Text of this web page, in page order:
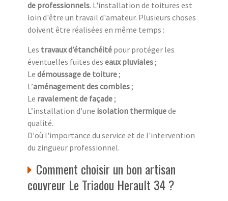
de professionnels. L'installation de toitures est
loin d'être un travail d'amateur. Plusieurs choses
doivent être réalisées en même temps :
Les travaux d’étanchéité pour protéger les
éventuelles fuites des eaux pluviales;
Le démoussage de toiture;
L’aménagement des combles;
Le ravalement de façade;
L’installation d’une isolation thermiquede
qualité.
D'où l'importance du service et de l'intervention
du zingueur professionnel.
Comment choisir un bon artisan
couvreur Le Triadou Herault 34 ?